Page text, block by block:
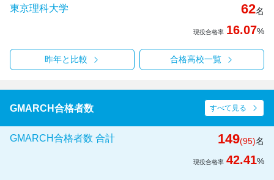
東京理科大学 62名
現役合格率 16.07%
昨年と比較 合格高校一覧
GMARCH合格者数 すべて見る
GMARCH合格者数 合計 149(95)名
現役合格率 42.41%